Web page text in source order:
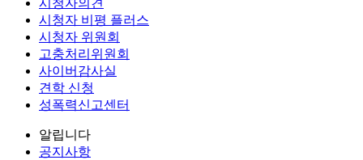
시청자 비평 플러스
시청자 위원회
고충처리위원회
사이버감사실
견학 신청
성폭력신고센터
알립니다
공지사항